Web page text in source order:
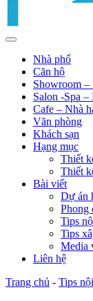
Nhà phố
Căn hộ
Showroom –
Salon -Spa –
Cafe – Nhà
Văn phòng
Khách sạn
Hạng mục
Thiết
Thiết
Bài viết
Dự án
Phong
Tips
Tips
Media
Liên hệ
Trang chủ - Tips